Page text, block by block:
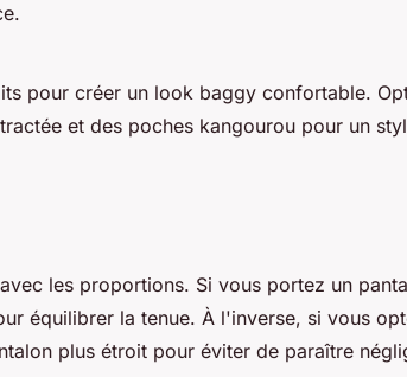
pour créer un look baggy confortable.
et des poches kangourou pour un
les proportions. Si vous portez un
équilibrer la tenue. À l'inverse, si vous
plus étroit pour éviter de paraître